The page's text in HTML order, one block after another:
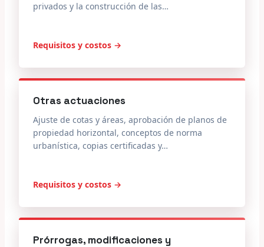
privados y la construcción de las…
Requisitos y costos →
Otras actuaciones
Ajuste de cotas y áreas, aprobación de planos de
propiedad horizontal, conceptos de norma
urbanística, copias certificadas y…
Requisitos y costos →
Prórrogas, modificaciones y